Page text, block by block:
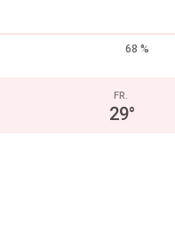
68 %
FR.
29°